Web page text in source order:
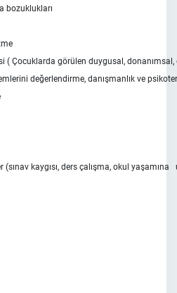
bozuklukları
( Çocuklarda görülen duygusal,
değerlendirme, danışmanlık ve
kaygısı, ders çalışma, okul